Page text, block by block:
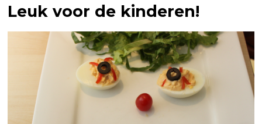
Leuk voor de kinderen!